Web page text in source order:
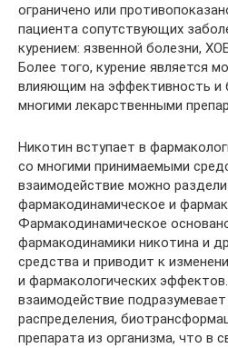
ограничено или
пациента сопутствующих
курением: язвенной болезни,
Более того, курение является
влияющим на эффективность и
многими лекарственными
Никотин вступает в
со многими принимаемыми
взаимодействие можно
фармакодинамическое и
Фармакодинамическое
фармакодинамики никотина и
средства и приводит к
и фармакологических
взаимодействие
распределения,
препарата из организма, что в